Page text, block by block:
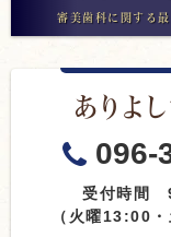
審美歯科に関する
ありよ
096-
受付時間
（火曜13:00